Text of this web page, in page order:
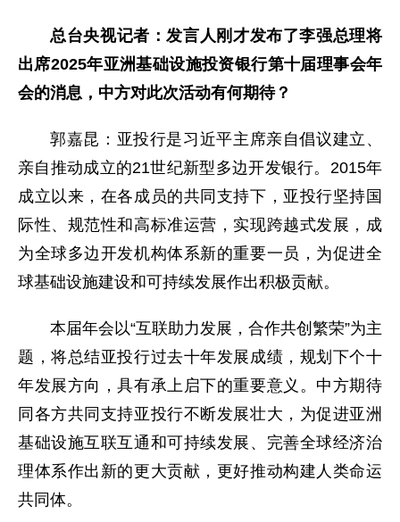
总台央视记者：发言人刚才发布了李强总理将
出席2025年亚洲基础设施投资银行第十届理事会年
会的消息，中方对此次活动有何期待？
郭嘉昆：亚投行是习近平主席亲自倡议建立、
亲自推动成立的21世纪新型多边开发银行。2015年
成立以来，在各成员的共同支持下，亚投行坚持国
际性、规范性和高标准运营，实现跨越式发展，成
为全球多边开发机构体系新的重要一员，为促进全
球基础设施建设和可持续发展作出积极贡献。
本届年会以“互联助力发展，合作共创繁荣”为主
题，将总结亚投行过去十年发展成绩，规划下个十
年发展方向，具有承上启下的重要意义。中方期待
同各方共同支持亚投行不断发展壮大，为促进亚洲
基础设施互联互通和可持续发展、完善全球经济治
理体系作出新的更大贡献，更好推动构建人类命运
共同体。